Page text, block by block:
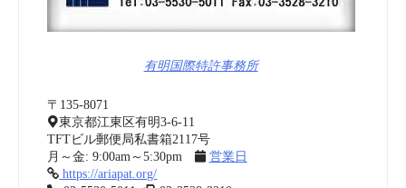
有明国際特許事務所
〒135-8071
東京都江東区有明3-6-11
TFTビル郵便局私書箱2117号
月～金: 9:00am～5:30pm
営業日
https://ariapat.org/